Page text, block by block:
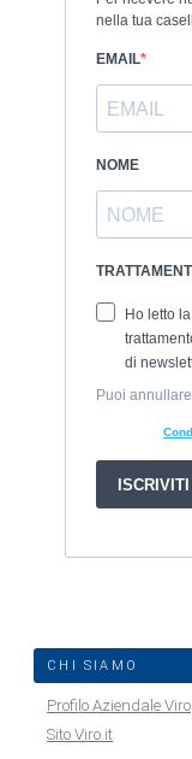
CHI SIAMO
Profilo Aziendale Viro
Sito Viro.it